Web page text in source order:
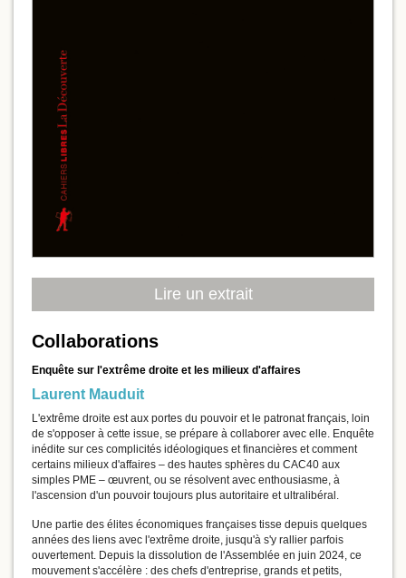
Lire un extrait
Collaborations
Enquête sur l'extrême droite et les milieux d'affaires
Laurent Mauduit
L'extrême droite est aux portes du pouvoir et le patronat français, loin
de s'opposer à cette issue, se prépare à collaborer avec elle. Enquête
inédite sur ces complicités idéologiques et financières et comment
certains milieux d'affaires – des hautes sphères du CAC40 aux
simples PME – œuvrent, ou se résolvent avec enthousiasme, à
l'ascension d'un pouvoir toujours plus autoritaire et ultralibéral.
Une partie des élites économiques françaises tisse depuis quelques
années des liens avec l'extrême droite, jusqu'à s'y rallier parfois
ouvertement. Depuis la dissolution de l'Assemblée en juin 2024, ce
mouvement s'accélère : des chefs d'entreprise, grands et petits,